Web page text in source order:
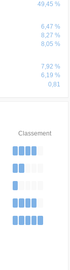
49,45 %
6,47 %
8,27 %
8,05 %
7,92 %
6,19 %
0,81
Classement